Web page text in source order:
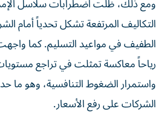
التكاليف المرتفعة تشكل تحدياً أمام
الطفيف في مواعيد التسليم. كما
رياحاً معاكسة تمثلت في تراجع
واستمرار الضغوط التنافسية، وهو ما
الشركات على رفع الأسعار.